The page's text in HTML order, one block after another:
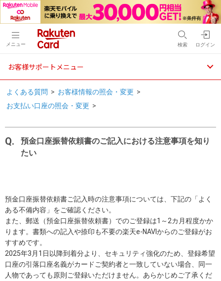
メニュー 検索 ログイン
お客様サポートメニュー
よくある質問 > お客様情報の照会・変更 >
お支払い口座の照会・変更 >
預金口座振替依頼書のご記入における注意事項を知り
たい
預金口座振替依頼書ご記入時の注意事項については、下記の「よく
ある不備内容」をご確認ください。
また、郵送（預金口座振替依頼書）でのご登録は1～2カ月程度かか
ります。書類への記入や捺印も不要の楽天e-NAVIからのご登録がお
すすめです。
2025年3月1日以降到着分より、セキュリティ強化のため、登録希望
口座の引落口座名義がカードご契約者と一致していない場合、同一
人物であっても原則ご登録いただけません。あらかじめご了承くだ